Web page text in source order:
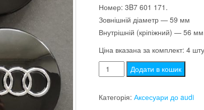
Номер: 3B7 601 171.
Зовнішній діаметр — 59 мм
Внутрішній (кріпіжний) — 56 мм
Ціна вказана за комплект: 4
Ковпачки/
заглушки
Додати в кошик
Категорія: Аксесуари до audi